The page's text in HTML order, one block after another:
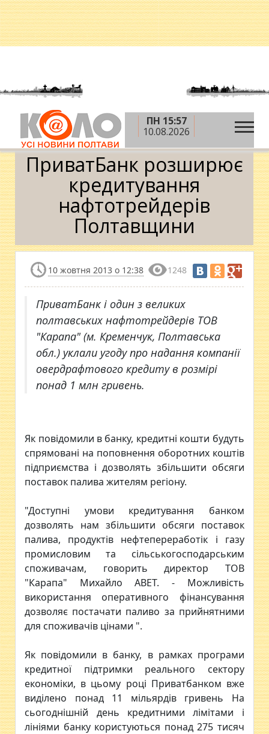
ПН 15:57
10.08.2026
Головна » Новини »
ПриватБанк розширює
кредитування нафтотрейдерів Полтавщини
ПриватБанк розширює
кредитування
нафтотрейдерів
Полтавщини
10 жовтня 2013 о 12:38 1248
ПриватБанк і один з великих
полтавських нафтотрейдерів ТОВ
"Карапа" (м. Кременчук, Полтавська
обл.) yклали угоду про надання компанії
овердрафтового кредиту в розмірі
понад 1 млн гривень.
Як повідомили в банку, кредитні кошти будуть
спрямовані на поповнення оборотних коштів
підприємства і дозволять збільшити обсяги
поставок палива жителям регіону.
"Доступні умови кредитування банком
дозволять нам збільшити обсяги поставок
палива, продуктів нефтепереработік і газу
промисловим та сільськогосподарським
споживачам, говорить директор ТОВ
"Карапа" Михайло АВЕТ. - Можливість
використання оперативного фінансування
дозволяє постачати паливо за прийнятними
для споживачів цінами ".
Як повідомили в банку, в рамках програми
кредитної підтримки реального сектору
економіки, в цьому році Приватбанком вже
виділено понад 11 мільярдів гривень На
сьогоднішній день кредитними лімітами і
лініями банку користуються понад 275 тисяч